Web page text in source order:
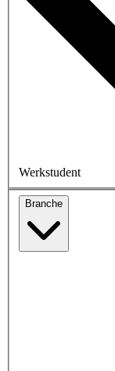
Werkstudent
Branche